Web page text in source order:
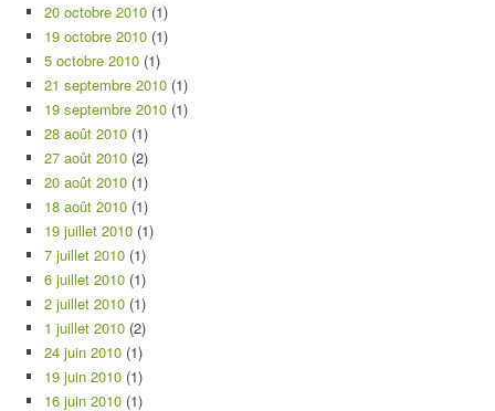
20 octobre 2010 (1)
19 octobre 2010 (1)
5 octobre 2010 (1)
21 septembre 2010 (1)
19 septembre 2010 (1)
28 août 2010 (1)
27 août 2010 (2)
20 août 2010 (1)
18 août 2010 (1)
19 juillet 2010 (1)
7 juillet 2010 (1)
6 juillet 2010 (1)
2 juillet 2010 (1)
1 juillet 2010 (2)
24 juin 2010 (1)
19 juin 2010 (1)
16 juin 2010 (1)